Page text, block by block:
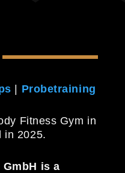
| Probetraining
Fitness Gym in
in 2025.
is a